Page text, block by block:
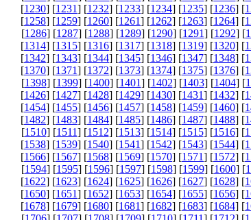
[1230] [1231] [1232] [1233] [1234] [1235] [1236] [
[1258] [1259] [1260] [1261] [1262] [1263] [1264] [
[1286] [1287] [1288] [1289] [1290] [1291] [1292] [
[1314] [1315] [1316] [1317] [1318] [1319] [1320] [
[1342] [1343] [1344] [1345] [1346] [1347] [1348] [
[1370] [1371] [1372] [1373] [1374] [1375] [1376] [
[1398] [1399] [1400] [1401] [1402] [1403] [1404] [
[1426] [1427] [1428] [1429] [1430] [1431] [1432] [
[1454] [1455] [1456] [1457] [1458] [1459] [1460] [
[1482] [1483] [1484] [1485] [1486] [1487] [1488] [
[1510] [1511] [1512] [1513] [1514] [1515] [1516] [
[1538] [1539] [1540] [1541] [1542] [1543] [1544] [
[1566] [1567] [1568] [1569] [1570] [1571] [1572] [
[1594] [1595] [1596] [1597] [1598] [1599] [1600] [
[1622] [1623] [1624] [1625] [1626] [1627] [1628] [
[1650] [1651] [1652] [1653] [1654] [1655] [1656] [
[1678] [1679] [1680] [1681] [1682] [1683] [1684] [